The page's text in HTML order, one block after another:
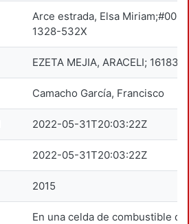
Arce estrada, Elsa
1328-532X
EZETA MEJIA, ARACELI; 161836
Camacho García, Francisco
2022-05-31T20:03:22Z
2022-05-31T20:03:22Z
2015
En una celda de combustible de